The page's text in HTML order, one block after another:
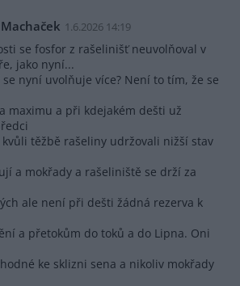
1.6.2026 14:19
se fosfor z rašelinišť neuvolňoval v
jako nyní...
nyní uvolňuje více? Není to tím, že se
maximu a při kdejakém dešti už
těžbě rašeliny udržovali nižší stav
a mokřady a rašeliniště se drží za
ale není při dešti žádná rezerva k
a přetokům do toků a do Lipna. Oni
ke sklizni sena a nikoliv mokřady